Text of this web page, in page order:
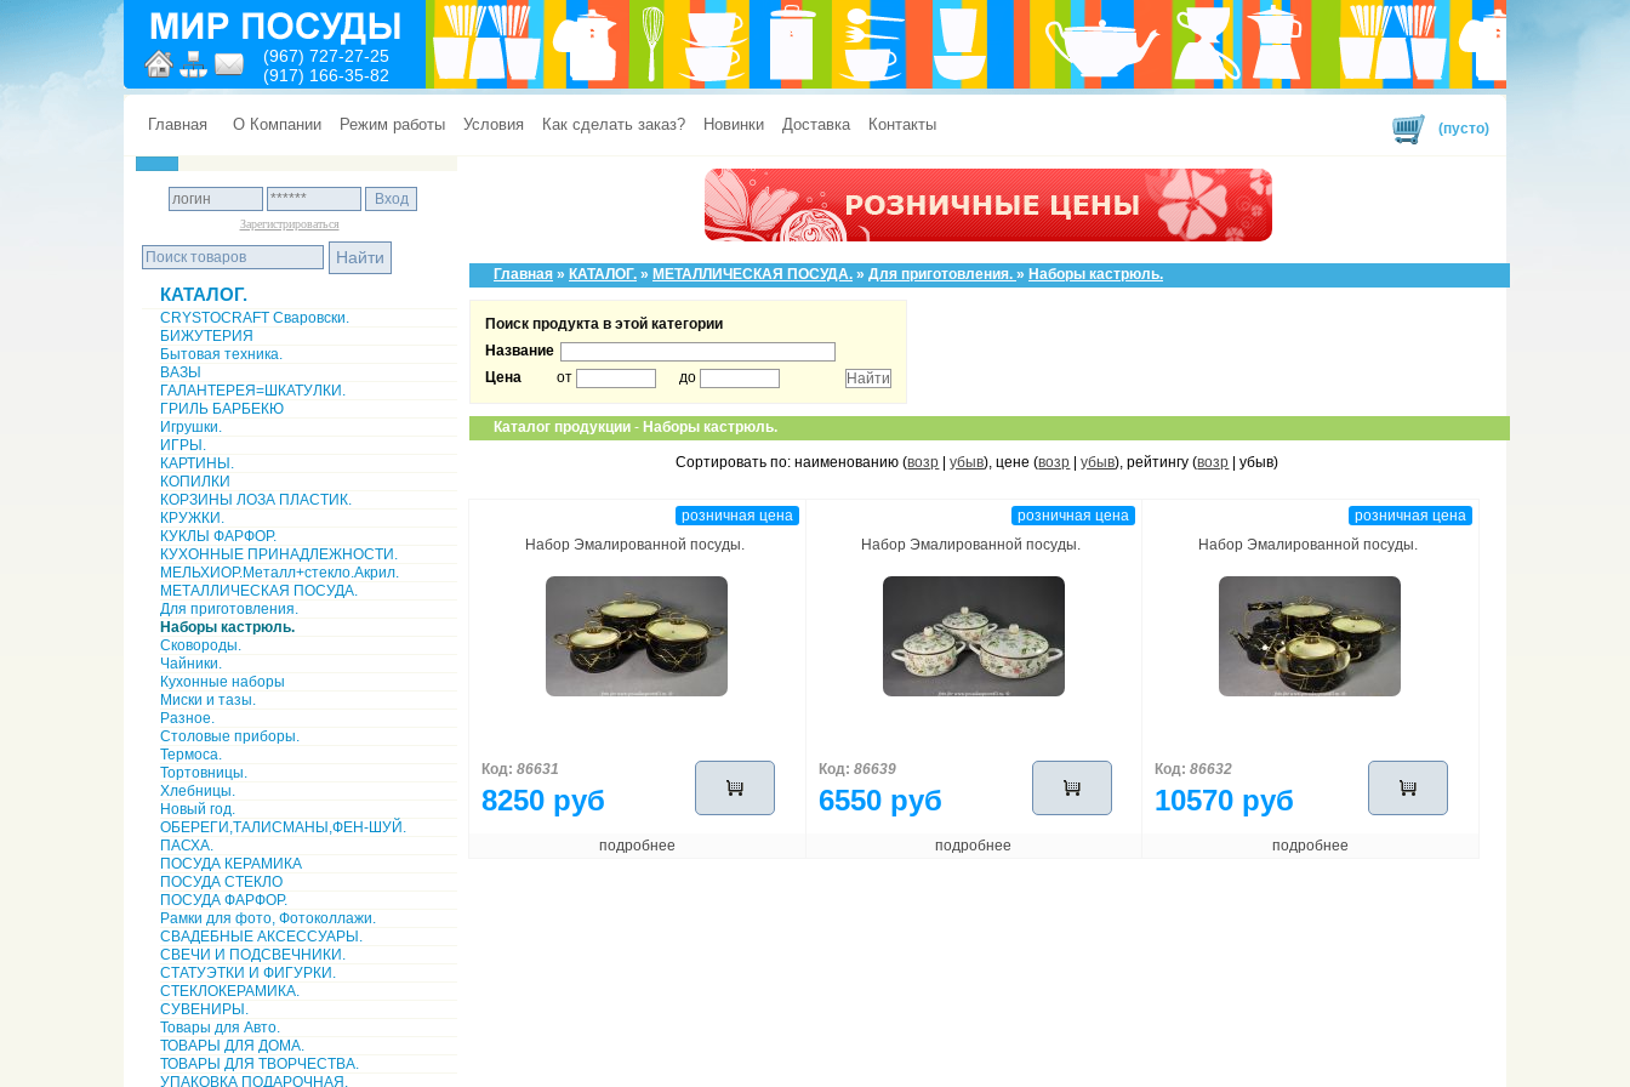
(967) 727-27-25
(917) 166-35-82
Главная О Компании Режим работы Условия Как сделать заказ? Новинки Доставка Контакты (пусто)
Зарегистрироваться
КАТАЛОГ.
CRYSTOCRAFT Сваровски.
БИЖУТЕРИЯ
Бытовая техника.
ВАЗЫ
ГАЛАНТЕРЕЯ=ШКАТУЛКИ.
ГРИЛЬ БАРБЕКЮ
Игрушки.
ИГРЫ.
КАРТИНЫ.
КОПИЛКИ
КОРЗИНЫ ЛОЗА ПЛАСТИК.
КРУЖКИ.
КУКЛЫ ФАРФОР.
КУХОННЫЕ ПРИНАДЛЕЖНОСТИ.
МЕЛЬХИОР.Металл+стекло.Акрил.
МЕТАЛЛИЧЕСКАЯ ПОСУДА.
Для приготовления.
Наборы кастрюль.
Сковороды.
Чайники.
Кухонные наборы
Миски и тазы.
Разное.
Столовые приборы.
Термоса.
Тортовницы.
Хлебницы.
Новый год.
ОБЕРЕГИ,ТАЛИСМАНЫ,ФЕН-ШУЙ.
ПАСХА.
ПОСУДА КЕРАМИКА
ПОСУДА СТЕКЛО
ПОСУДА ФАРФОР.
Рамки для фото, Фотоколлажи.
СВАДЕБНЫЕ АКСЕССУАРЫ.
СВЕЧИ И ПОДСВЕЧНИКИ.
СТАТУЭТКИ И ФИГУРКИ.
СТЕКЛОКЕРАМИКА.
СУВЕНИРЫ.
Товары для Авто.
ТОВАРЫ ДЛЯ ДОМА.
ТОВАРЫ ДЛЯ ТВОРЧЕСТВА.
УПАКОВКА ПОДАРОЧНАЯ.
Главная » КАТАЛОГ. » МЕТАЛЛИЧЕСКАЯ ПОСУДА. » Для приготовления. » Наборы кастрюль.
Поиск продукта в этой категории
Название
Цена
от до
Каталог продукции - Наборы кастрюль.
Сортировать по: наименованию (возр |убыв), цене (возр |убыв), рейтингу (возр | убыв)
розничная цена
Набор Эмалированной посуды.
Код: 86631
8250 руб
подробнее
розничная цена
Набор Эмалированной посуды.
Код: 86639
6550 руб
подробнее
розничная цена
Набор Эмалированной посуды.
Код: 86632
10570 руб
подробнее